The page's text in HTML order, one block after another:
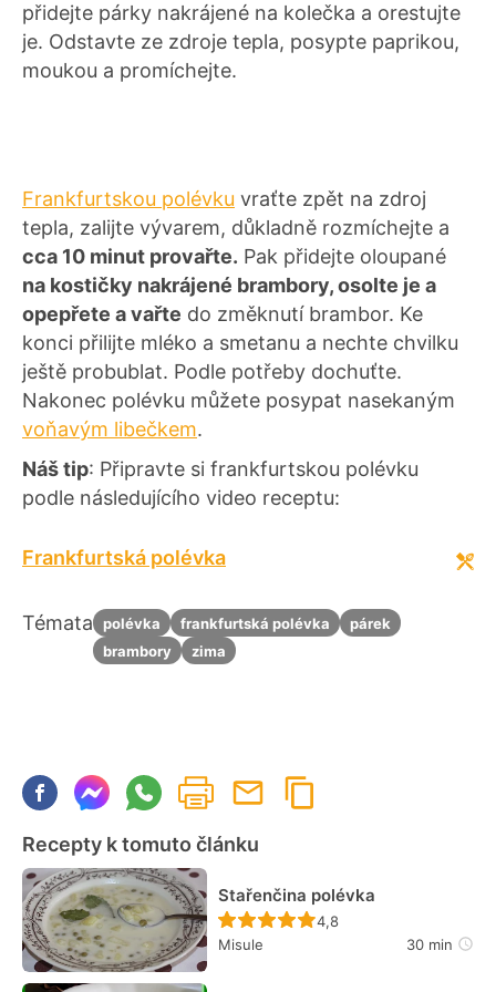
přidejte párky nakrájené na kolečka a orestujte
je. Odstavte ze zdroje tepla, posypte paprikou,
moukou a promíchejte.
Frankfurtskou polévku vraťte zpět na zdroj
tepla, zalijte vývarem, důkladně rozmíchejte a
cca 10 minut provařte. Pak přidejte oloupané
na kostičky nakrájené brambory, osolte je a
opepřete a vařte do změknutí brambor. Ke
konci přilijte mléko a smetanu a nechte chvilku
ještě probublat. Podle potřeby dochuťte.
Nakonec polévku můžete posypat nasekaným
voňavým libečkem.
Náš tip: Připravte si frankfurtskou polévku
podle následujícího video receptu:
Frankfurtská polévka
Témata polévka frankfurtská polévka
párek
brambory
zima
Recepty k tomuto článku
Stařenčina polévka
Recept ještě nebyl
4,8
Misule
30 min